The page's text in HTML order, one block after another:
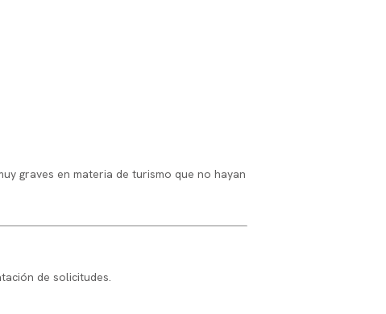
graves en materia de turismo que no hayan
de solicitudes.